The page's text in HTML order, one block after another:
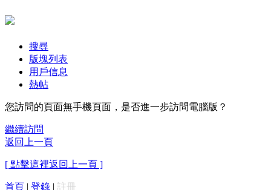
搜尋
版塊列表
用戶信息
熱帖
您訪問的頁面無手機頁面，是否進一步訪問電腦版？
繼續訪問
返回上一頁
[ 點擊這裡返回上一頁 ]
首頁 | 登錄 | 註冊